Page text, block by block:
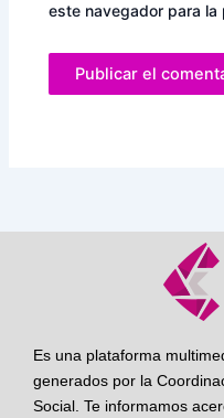
este navegador para la
Es una plataforma
generados por la
Social. Te informamos